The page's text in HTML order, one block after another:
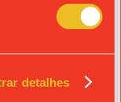
detalhes
Alvará n.º 980.